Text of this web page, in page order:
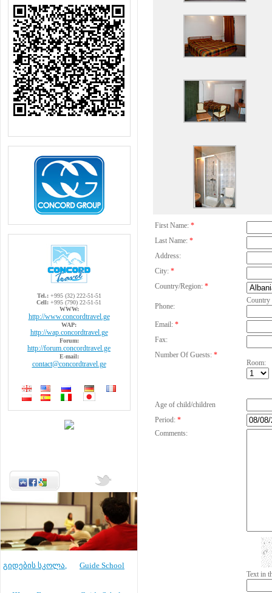
Tel.:+995 (32) 222-51-51
Cell: +995 (790) 22-51-51
WWW:
http://www.concordtravel.ge
WAP:
http://wap.concordtravel.ge
Forum:
http://forum.concordtravel.ge
E-mail:
contact@concordtravel.ge
გიდების სკოლა, Guide School
First Name: *
Last Name: *
Address:
City: *
Country/Region: *
Phone:
Country
Email: *
Fax:
Number Of Guests: *
Room:
Age of child/children
Period: *
Comments:
Text in